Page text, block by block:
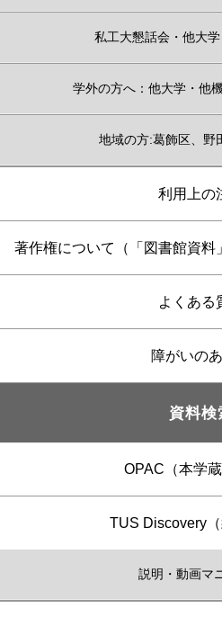
私工大懇話会・他大
学外の方へ：他大学・他
地域の方:葛飾区、野
利用上の
著作権について（「図書館資料
よくある
障がいの
資料検
OPAC（本学蔵
TUS Discovery（
説明・動画マ